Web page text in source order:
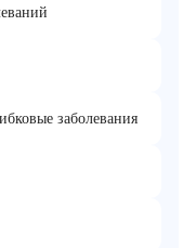
заболевания